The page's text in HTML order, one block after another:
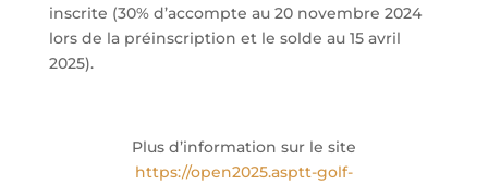
inscrite (30% d’accompte au 20 novembre 2024
lors de la préinscription et le solde au 15 avril
2025).
Plus d’information sur le site
https://open2025.asptt-golf-